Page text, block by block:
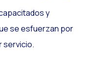
y
se esfuerzan por
servicio.